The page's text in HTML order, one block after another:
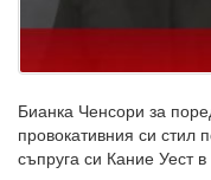
Бианка Ченсори за
провокативния си
съпруга си Кание Уест